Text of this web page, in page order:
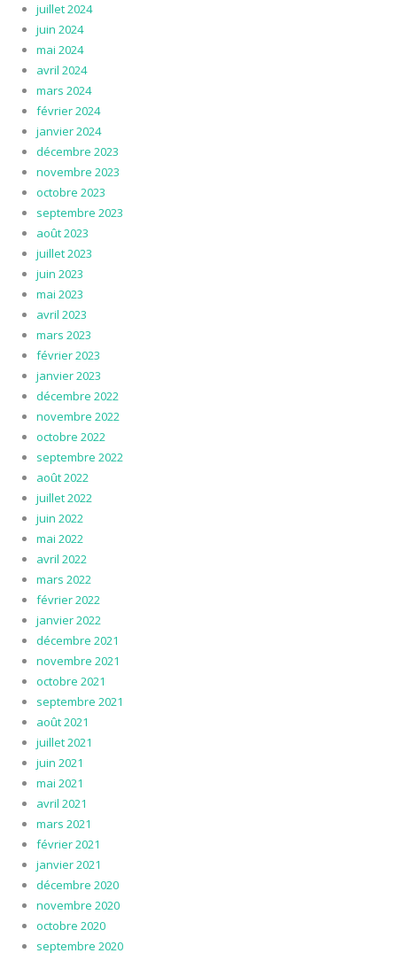
juillet 2024
juin 2024
mai 2024
avril 2024
mars 2024
février 2024
janvier 2024
décembre 2023
novembre 2023
octobre 2023
septembre 2023
août 2023
juillet 2023
juin 2023
mai 2023
avril 2023
mars 2023
février 2023
janvier 2023
décembre 2022
novembre 2022
octobre 2022
septembre 2022
août 2022
juillet 2022
juin 2022
mai 2022
avril 2022
mars 2022
février 2022
janvier 2022
décembre 2021
novembre 2021
octobre 2021
septembre 2021
août 2021
juillet 2021
juin 2021
mai 2021
avril 2021
mars 2021
février 2021
janvier 2021
décembre 2020
novembre 2020
octobre 2020
septembre 2020